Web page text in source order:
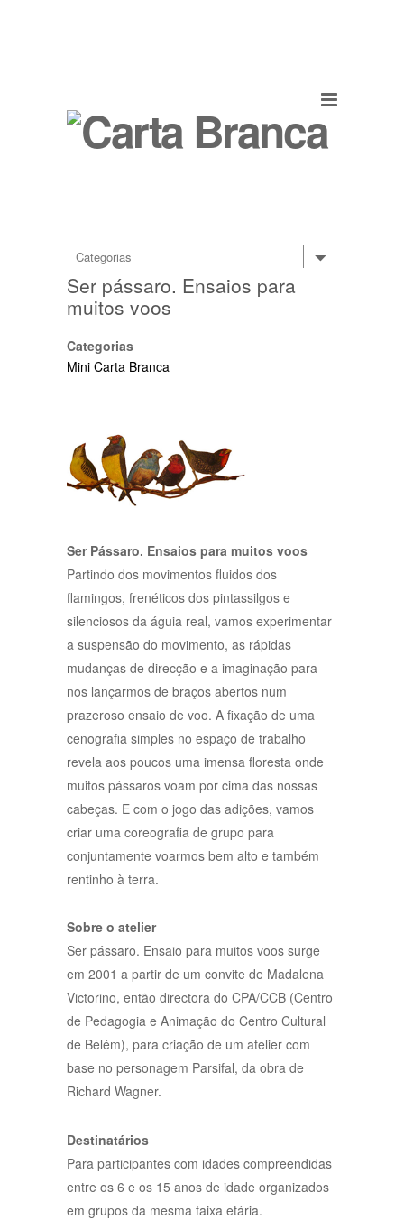
Ser pássaro. Ensaios para
muitos voos
Categorias
Mini Carta Branca
Ser Pássaro. Ensaios para muitos voos
Partindo dos movimentos fluidos dos
flamingos, frenéticos dos pintassilgos e
silenciosos da águia real, vamos experimentar
a suspensão do movimento, as rápidas
mudanças de direcção e a imaginação para
nos lançarmos de braços abertos num
prazeroso ensaio de voo. A fixação de uma
cenografia simples no espaço de trabalho
revela aos poucos uma imensa floresta onde
muitos pássaros voam por cima das nossas
cabeças. E com o jogo das adições, vamos
criar uma coreografia de grupo para
conjuntamente voarmos bem alto e também
rentinho à terra.
Sobre o atelier
Ser pássaro. Ensaio para muitos voos surge
em 2001 a partir de um convite de Madalena
Victorino, então directora do CPA/CCB (Centro
de Pedagogia e Animação do Centro Cultural
de Belém), para criação de um atelier com
base no personagem Parsifal, da obra de
Richard Wagner.
Destinatários
Para participantes com idades compreendidas
entre os 6 e os 15 anos de idade organizados
em grupos da mesma faixa etária.